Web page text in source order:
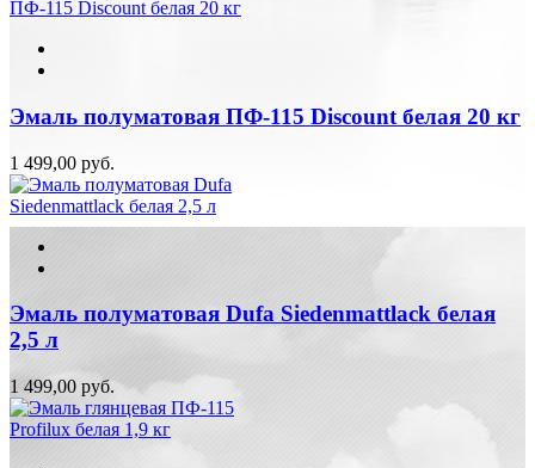
Эмаль полуматовая ПФ-115 Discount белая 20 кг
1 499,00 руб.
Эмаль полуматовая Dufa Siedenmattlack белая
2,5 л
1 499,00 руб.